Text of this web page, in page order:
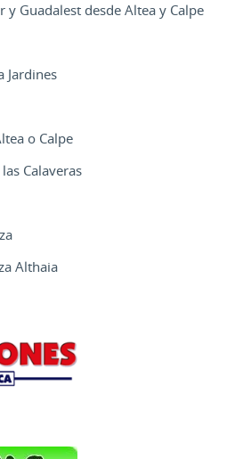
y Guadalest desde Altea y Calpe
Jardines
o Calpe
Calaveras
Althaia